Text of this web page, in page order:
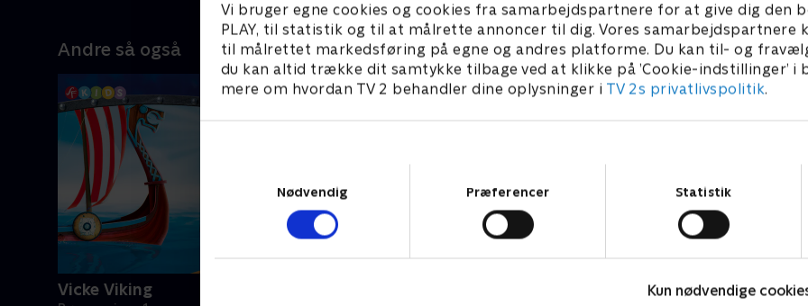
Vi bruger egne cookies og cookies fra samarbejdspartnere for at give dig den
PLAY, til statistik og til at målrette annoncer til dig. Vores samarbejdspartnere
til målrettet markedsføring på egne og andres platforme. Du kan til- og
du kan altid trække dit samtykke tilbage ved at klikke på ’Cookie-indstillinger’ i
mere om hvordan TV 2 behandler dine oplysninger i TV 2s privatlivspolitik.
Nødvendig
Præferencer Statistik
Kun nødvendige
Andre så også
Vicke Viking